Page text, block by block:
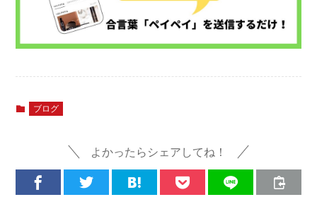
ブログ
よかったらシェアしてね！